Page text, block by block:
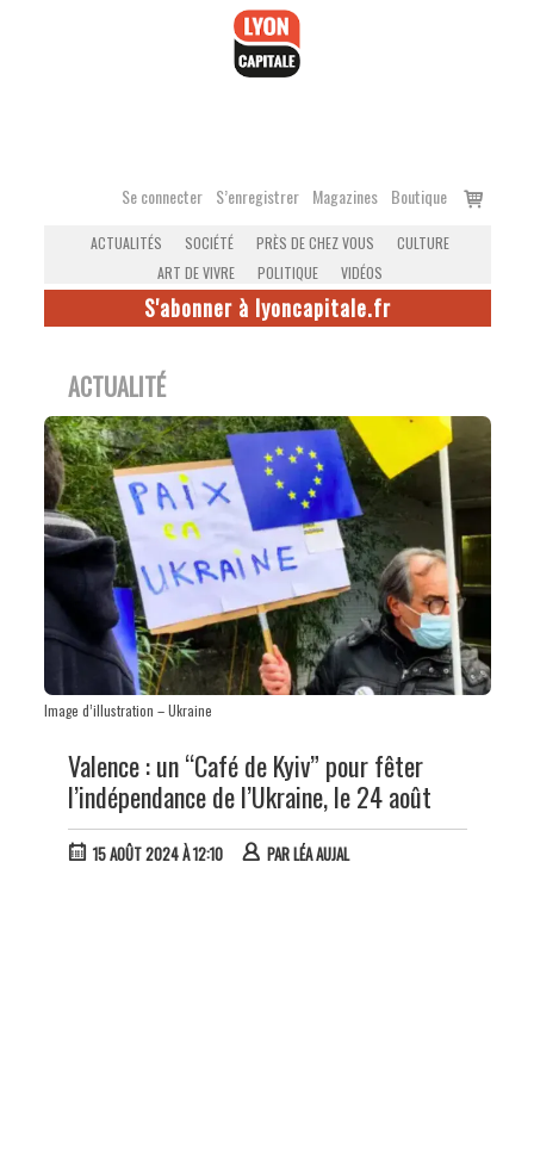
Se connecter S’enregistrer Magazines Boutique
Voir
ACTUALITÉS SOCIÉTÉ PRÈS DE CHEZ VOUS
CULTURE
ART DE VIVRE
POLITIQUE VIDÉOS
S'abonner à lyoncapitale.fr
ACTUALITÉ
Image d’illustration – Ukraine
Valence : un “Café de Kyiv” pour fêter
l’indépendance de l’Ukraine, le 24 août
15 AOÛT 2024 À 12:10 PARLÉA AUJAL